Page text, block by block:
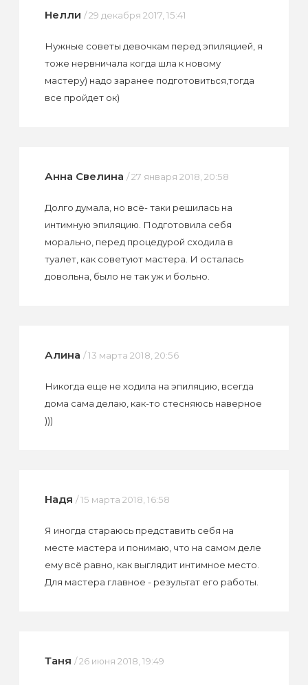
Нелли / 29 декабря 2017, 15:41
Нужные советы девочкам перед эпиляцией, я
тоже нервничала когда шла к новому
мастеру) надо заранее подготовиться,тогда
все пройдет ок)
Анна Свелина / 27 января 2018, 20:58
Долго думала, но всё- таки решилась на
интимную эпиляцию. Подготовила себя
морально, перед процедурой сходила в
туалет, как советуют мастера. И осталась
довольна, было не так уж и больно.
Алина / 13 марта 2018, 20:56
Никогда еще не ходила на эпиляцию, всегда
дома сама делаю, как-то стесняюсь наверное
)))
Надя / 15 марта 2018, 16:58
Я иногда стараюсь представить себя на
месте мастера и понимаю, что на самом деле
ему всё равно, как выглядит интимное место.
Для мастера главное - результат его работы.
Таня / 26 июня 2018, 19:49